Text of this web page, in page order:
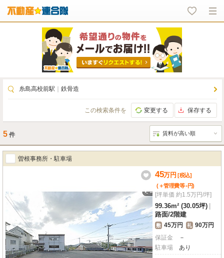
糸島高校前駅 鉄骨造
この検索条件を 変更する 保存する
5 件
曽根事務所・駐車場
45万円 [税込]
(＋管理費等-円)
[坪単価 約1.5万円/坪]
99.36m² (30.05坪)
路面/2階建
敷 45万円 礼 90万円
保証金
－
駐車場
あり